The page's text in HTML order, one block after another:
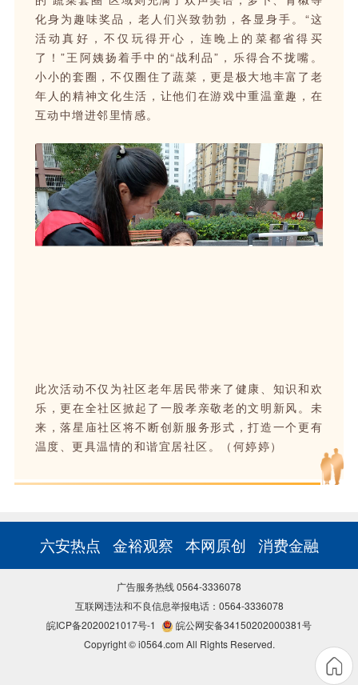
化身为趣味奖品，老人们兴致勃勃，各显身手。“这
活动真好，不仅玩得开心，连晚上的菜都省得买
了！”王阿姨扬着手中的“战利品”，乐得合不拢嘴。
小小的套圈，不仅圈住了蔬菜，更是极大地丰富了老
年人的精神文化生活，让他们在游戏中重温童趣，在
互动中增进邻里情感。
此次活动不仅为社区老年居民带来了健康、知识和欢
乐，更在全社区掀起了一股孝亲敬老的文明新风。未
来，落星庙社区将不断创新服务形式，打造一个更有
温度、更具温情的和谐宜居社区。（何婷婷）
六安热点 金裕观察 本网原创 消费金融
广告服务热线 0564-3336078
互联网违法和不良信息举报电话：0564-3336078
皖ICP备2020021017号-1
皖公网安备34150202000381号
Copyright © i0564.com All Rights Reserved.